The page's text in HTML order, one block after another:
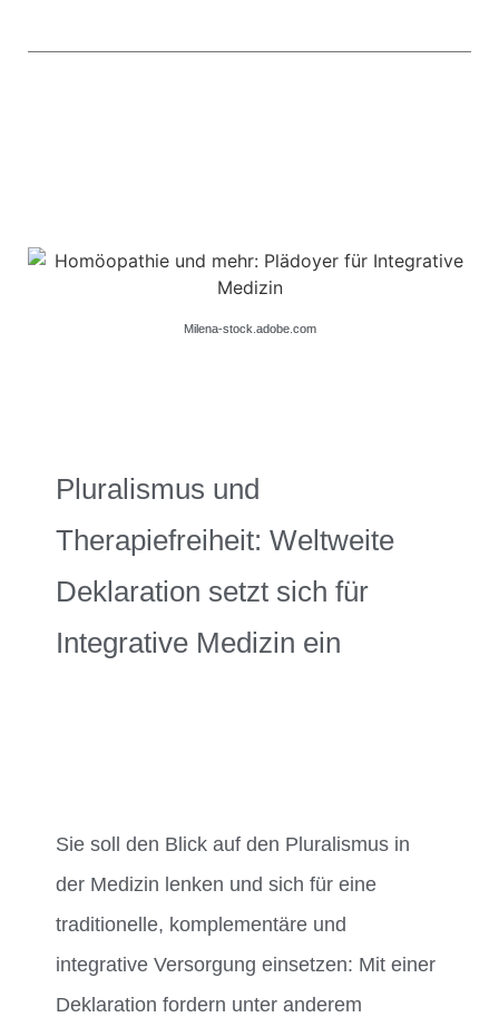
Milena-stock.adobe.com
Pluralismus und
Therapiefreiheit: Weltweite
Deklaration setzt sich für
Integrative Medizin ein
Sie soll den Blick auf den Pluralismus in
der Medizin lenken und sich für eine
traditionelle, komplementäre und
integrative Versorgung einsetzen: Mit einer
Deklaration fordern unter anderem